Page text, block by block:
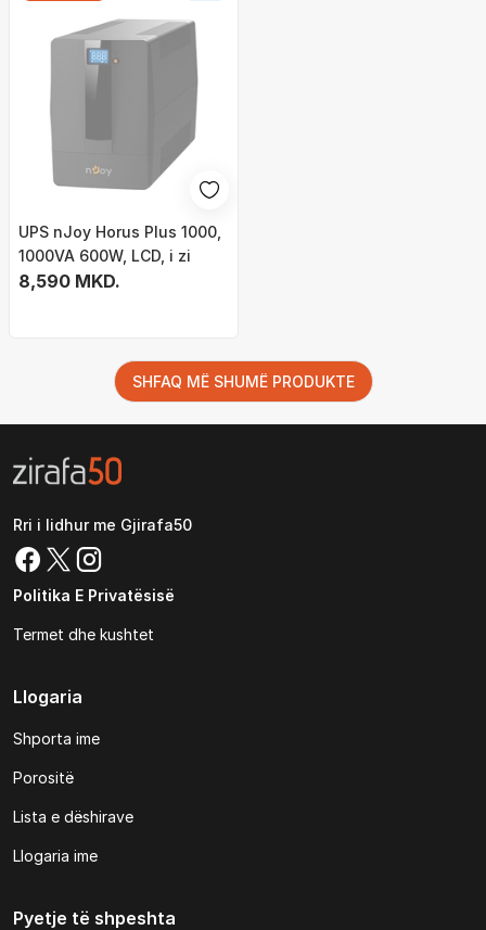
UPS nJoy Horus Plus 1000,
1000VA 600W, LCD, i zi
8,590 MKD.
SHFAQ MË SHUMË PRODUKTE
Rri i lidhur me Gjirafa50
Politika E Privatësisë
Termet dhe kushtet
Llogaria
Shporta ime
Porositë
Lista e dëshirave
Llogaria ime
Pyetje të shpeshta